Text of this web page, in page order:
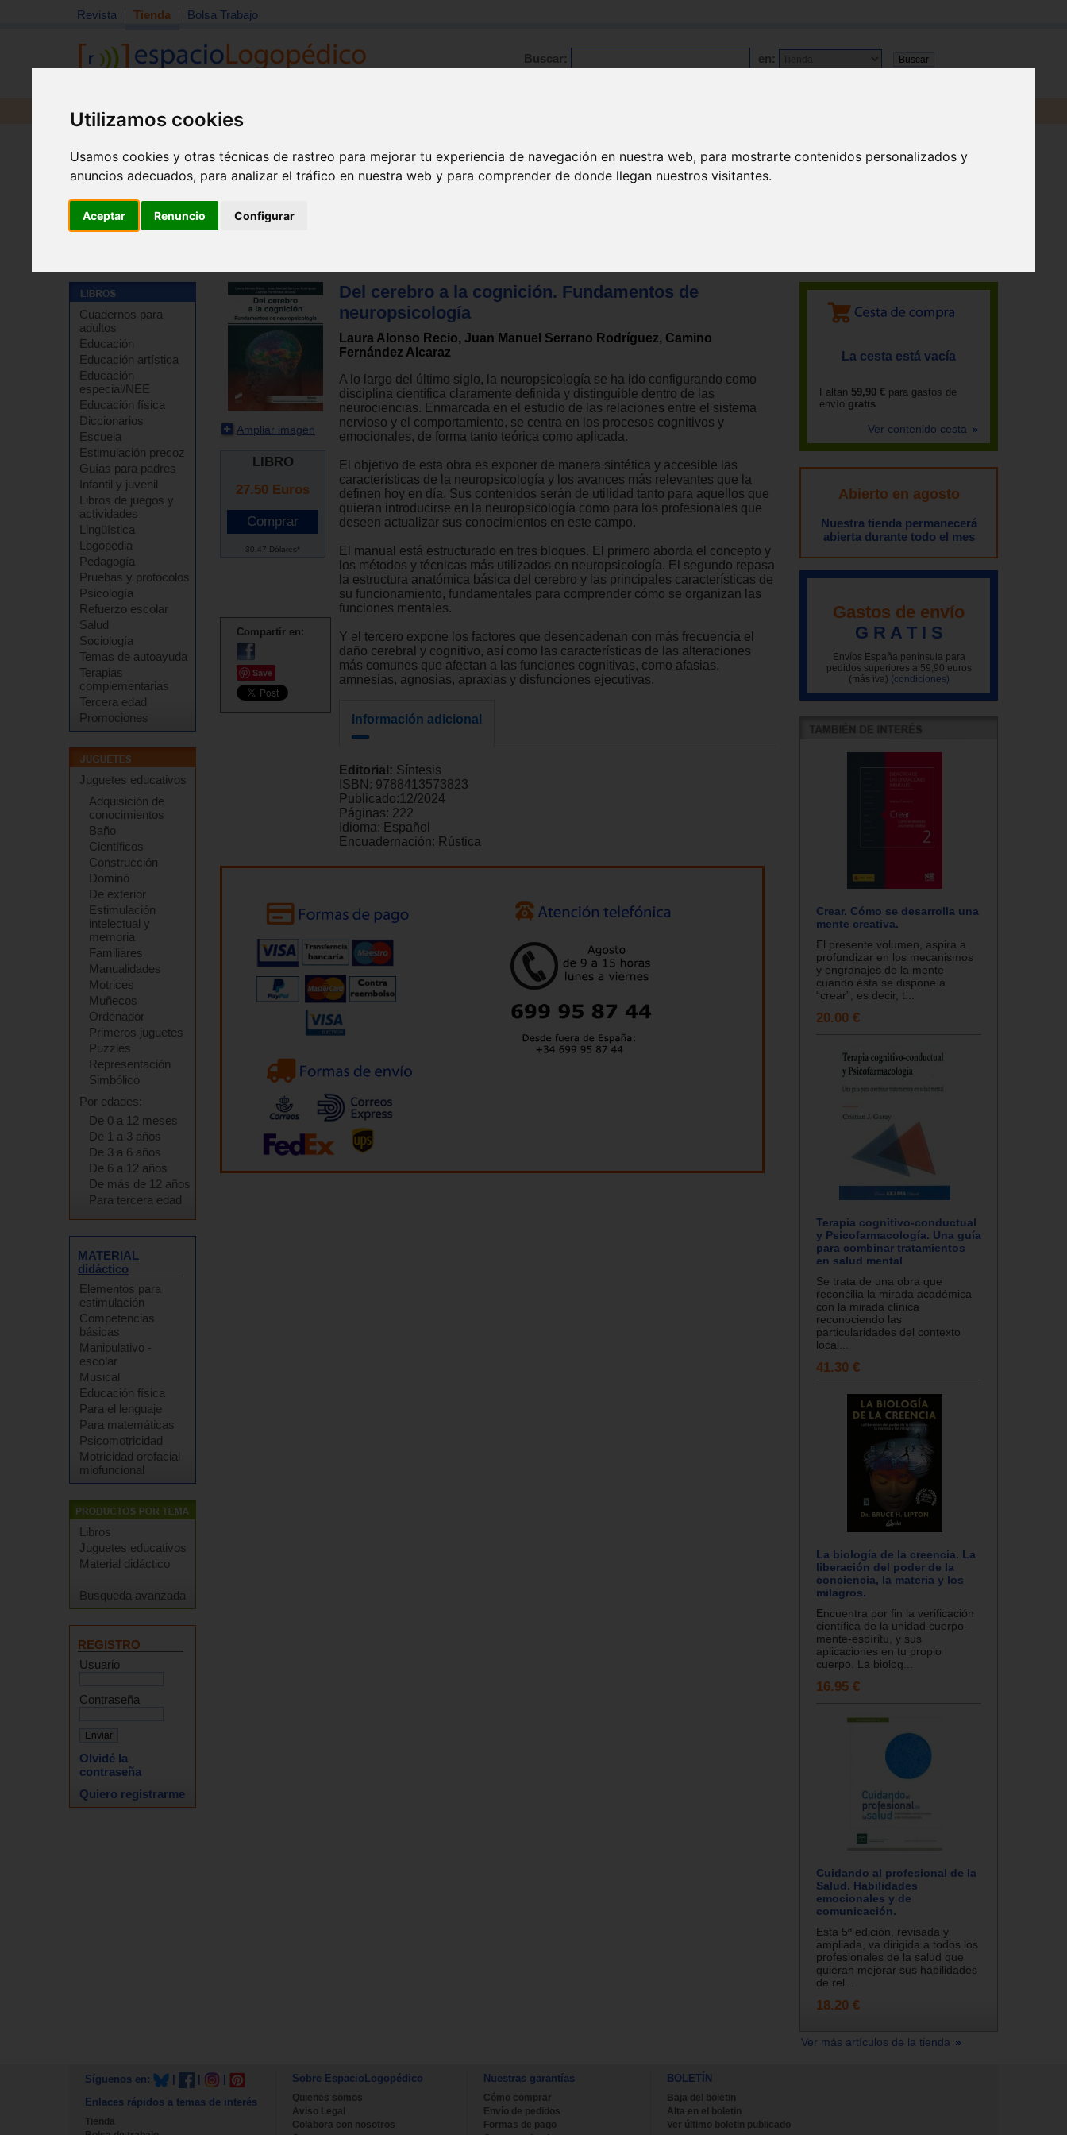
Utilizamos cookies
Usamos cookies y otras técnicas de rastreo para mejorar tu experiencia de navegación en nuestra web, para mostrarte contenidos personalizados y
anuncios adecuados, para analizar el tráfico en nuestra web y para comprender de donde llegan nuestros visitantes.
Aceptar Renuncio Configurar
Revista Tienda Bolsa Trabajo
Buscar: en:
Revista Libros Material
Cuadernos para
adultos
Educación
Educación artística
Educación
especial/NEE
Educación física
Diccionarios
Escuela
Estimulación precoz
Guías para padres
Infantil y juvenil
Libros de juegos y
actividades
Lingüística
Logopedia
Pedagogía
Pruebas y protocolos
Psicología
Refuerzo escolar
Salud
Sociología
Temas de autoayuda
Terapias
complementarias
Tercera edad
Promociones
Juguetes educativos
Adquisición de
conocimientos
Baño
Científicos
Construcción
Dominó
De exterior
Estimulación
intelectual y
memoria
Familiares
Manualidades
Motrices
Muñecos
Ordenador
Primeros juguetes
Puzzles
Representación
Simbólico
Por edades:
De 0 a 12 meses
De 1 a 3 años
De 3 a 6 años
De 6 a 12 años
De más de 12 años
Para tercera edad
MATERIAL
didáctico
Elementos para
estimulación
Competencias
básicas
Manipulativo -
escolar
Musical
Educación física
Para el lenguaje
Para matemáticas
Psicomotricidad
Motricidad orofacial
miofuncional
Libros
Juguetes educativos
Material didáctico
Busqueda avanzada
REGISTRO
Usuario
Contraseña
Olvidé la
contraseña
Quiero registrarme
Ampliar imagen
LIBRO
27.50 Euros
30.47 Dólares*
Compartir en:
Save
Del cerebro a la cognición. Fundamentos de
neuropsicología
Laura Alonso Recio, Juan Manuel Serrano Rodríguez, Camino
Fernández Alcaraz
A lo largo del último siglo, la neuropsicología se ha ido configurando como
disciplina científica claramente definida y distinguible dentro de las
neurociencias. Enmarcada en el estudio de las relaciones entre el sistema
nervioso y el comportamiento, se centra en los procesos cognitivos y
emocionales, de forma tanto teórica como aplicada.
El objetivo de esta obra es exponer de manera sintética y accesible las
características de la neuropsicología y los avances más relevantes que la
definen hoy en día. Sus contenidos serán de utilidad tanto para aquellos que
quieran introducirse en la neuropsicología como para los profesionales que
deseen actualizar sus conocimientos en este campo.
El manual está estructurado en tres bloques. El primero aborda el concepto y
los métodos y técnicas más utilizados en neuropsicología. El segundo repasa
la estructura anatómica básica del cerebro y las principales características de
su funcionamiento, fundamentales para comprender cómo se organizan las
funciones mentales.
Y el tercero expone los factores que desencadenan con más frecuencia el
daño cerebral y cognitivo, así como las características de las alteraciones
más comunes que afectan a las funciones cognitivas, como afasias,
amnesias, agnosias, apraxias y disfunciones ejecutivas.
Información adicional
Editorial: Síntesis
ISBN: 9788413573823
Publicado:12/2024
Páginas: 222
Idioma: Español
Encuadernación: Rústica
La cesta está vacía
Faltan 59,90 € para gastos de
envío gratis
Ver contenido cesta
Abierto en agosto
Nuestra tienda permanecerá
abierta durante todo el mes
Gastos de envío
G R A T I S
Envíos España península para
pedidos superiores a 59,90 euros
(más iva) (condiciones)
Crear. Cómo se desarrolla una
mente creativa.
El presente volumen, aspira a
profundizar en los mecanismos
y engranajes de la mente
cuando ésta se dispone a
“crear”, es decir, t...
20.00 €
Terapia cognitivo-conductual
y Psicofarmacología. Una guía
para combinar tratamientos
en salud mental
Se trata de una obra que
reconcilia la mirada académica
con la mirada clínica
reconociendo las
particularidades del contexto
local...
41.30 €
La biología de la creencia. La
liberación del poder de la
conciencia, la materia y los
milagros.
Encuentra por fin la verificación
científica de la unidad cuerpo-
mente-espíritu, y sus
aplicaciones en tu propio
cuerpo. La biolog...
16.95 €
Cuidando al profesional de la
Salud. Habilidades
emocionales y de
comunicación.
Esta 5ª edición, revisada y
ampliada, va dirigida a todos los
profesionales de la salud que
quieran mejorar sus habilidades
de rel...
18.20 €
Ver más artículos de la tienda
Síguenos en:
Enlaces rápidos a temas de interés
Tienda
Sobre EspacioLogopédico
Quienes somos
Aviso Legal
Colabora con nosotros
Nuestras garantías
Cómo comprar
Envío de pedidos
Formas de pago
BOLETÍN
Baja del boletin
Alta en el boletin
Ver último boletin publicado